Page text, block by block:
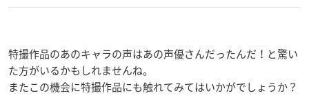
特撮作品のあのキャラの声はあの声優さんだったんだ！と驚い
た方がいるかもしれませんね。
またこの機会に特撮作品にも触れてみてはいかがでしょうか？